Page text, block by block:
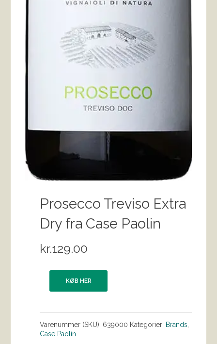
Prosecco Treviso Extra
Dry fra Case Paolin
kr.129.00
KØB HER
Varenummer (SKU): 639000 Kategorier: Brands
Case Paolin